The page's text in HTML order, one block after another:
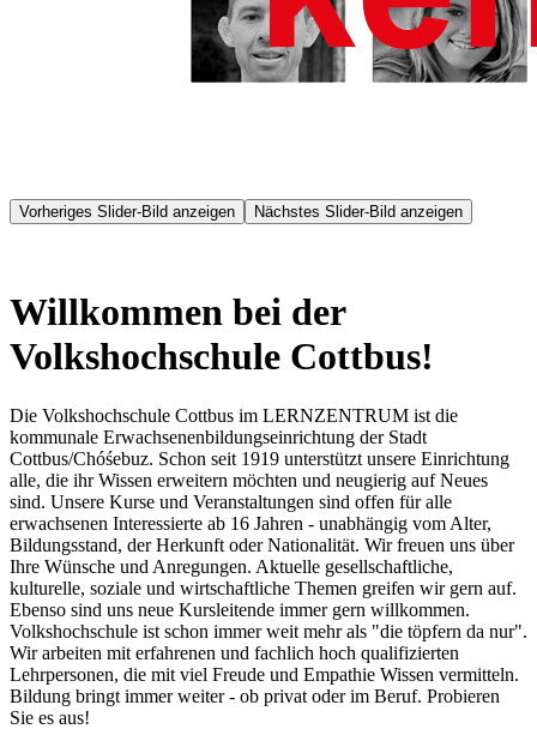
Vorheriges Slider-Bild anzeigen Nächstes Slider-Bild anzeigen
Willkommen bei der
Volkshochschule Cottbus!
Die Volkshochschule Cottbus im LERNZENTRUM ist die
kommunale Erwachsenenbildungseinrichtung der Stadt
Cottbus/Chóśebuz. Schon seit 1919 unterstützt unsere Einrichtung
alle, die ihr Wissen erweitern möchten und neugierig auf Neues
sind. Unsere Kurse und Veranstaltungen sind offen für alle
erwachsenen Interessierte ab 16 Jahren - unabhängig vom Alter,
Bildungsstand, der Herkunft oder Nationalität. Wir freuen uns über
Ihre Wünsche und Anregungen. Aktuelle gesellschaftliche,
kulturelle, soziale und wirtschaftliche Themen greifen wir gern auf.
Ebenso sind uns neue Kursleitende immer gern willkommen.
Volkshochschule ist schon immer weit mehr als "die töpfern da nur".
Wir arbeiten mit erfahrenen und fachlich hoch qualifizierten
Lehrpersonen, die mit viel Freude und Empathie Wissen vermitteln.
Bildung bringt immer weiter - ob privat oder im Beruf. Probieren
Sie es aus!